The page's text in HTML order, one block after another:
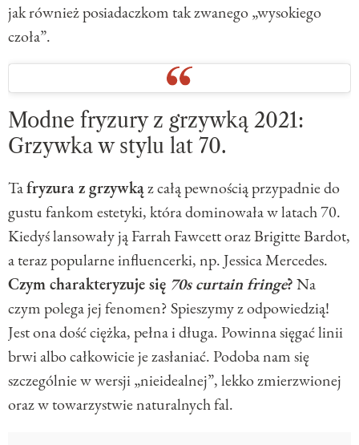
jak również posiadaczkom tak zwanego „wysokiego
czoła”.
Modne fryzury z grzywką 2021:
Grzywka w stylu lat 70.
Tafryzura z grzywkąz całą pewnością przypadnie do
gustu fankom estetyki, która dominowała w latach 70.
Kiedyś lansowały ją Farrah Fawcett oraz Brigitte Bardot,
a teraz popularne influencerki, np. Jessica Mercedes.
Czym charakteryzuje się 70s curtain fringe?Na
czym polega jej fenomen? Spieszymy z odpowiedzią!
Jest ona dość ciężka, pełna i długa. Powinna sięgać linii
brwi albo całkowicie je zasłaniać. Podoba nam się
szczególnie w wersji „nieidealnej”, lekko zmierzwionej
oraz w towarzystwie naturalnych fal.